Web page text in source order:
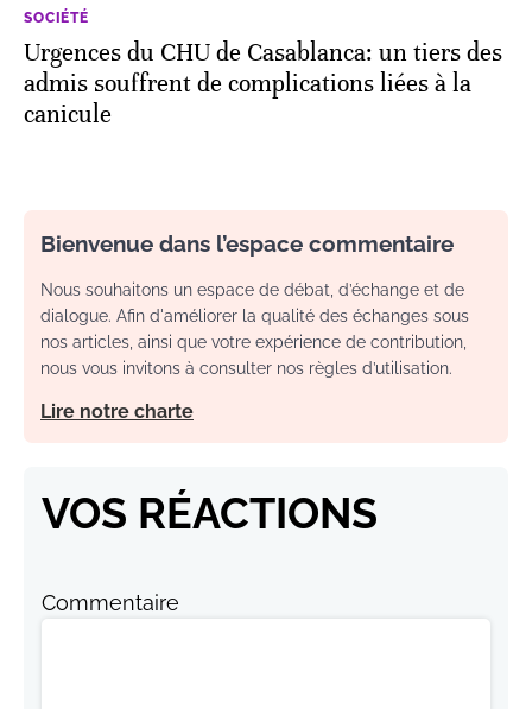
SOCIÉTÉ
Urgences du CHU de Casablanca: un tiers des
admis souffrent de complications liées à la
canicule
Bienvenue dans l’espace commentaire
Nous souhaitons un espace de débat, d’échange et de
dialogue. Afin d'améliorer la qualité des échanges sous
nos articles, ainsi que votre expérience de contribution,
nous vous invitons à consulter nos règles d’utilisation.
Lire notre charte
VOS RÉACTIONS
Commentaire